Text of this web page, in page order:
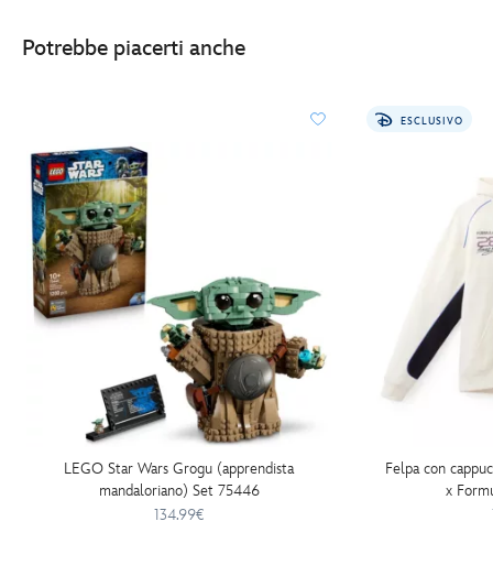
Potrebbe piacerti anche
LEGO Star Wars Grogu (apprendista
mandaloriano) Set 75446
134.99€
ESCLUSIVO
Felpa con
x